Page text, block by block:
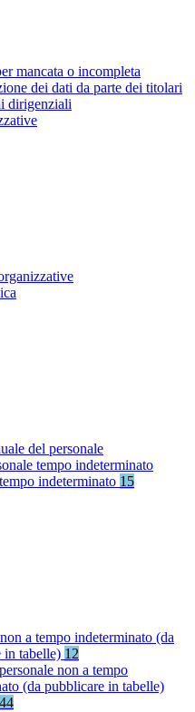
mancata o incompleta
dei dati da parte dei titolari
dirigenziali
del personale
tempo indeterminato
indeterminato 15
a tempo indeterminato (da
in tabelle) 12
non a tempo
(da pubblicare in tabelle)
44